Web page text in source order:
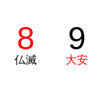
8
仏滅
9
大安